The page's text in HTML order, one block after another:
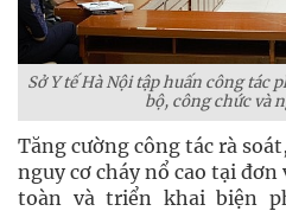
Sở Y tế Hà Nội tập huấn công tác
bộ, công chức và
Tăng cường công tác rà
nguy cơ cháy nổ cao tại đơn
toàn và triển khai biện